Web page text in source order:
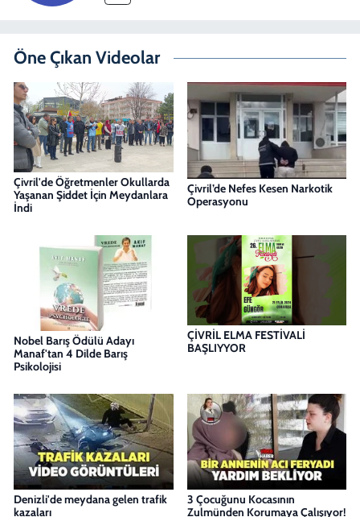
Öne Çıkan Videolar
Çivril'de Öğretmenler Okullarda
Yaşanan Şiddet İçin Meydanlara
İndi
Çivril’de Nefes Kesen Narkotik
Operasyonu
Nobel Barış Ödülü Adayı
Manaf'tan 4 Dilde Barış
Psikolojisi
ÇİVRİL ELMA FESTİVALİ
BAŞLIYYOR
Denizli'de meydana gelen trafik
kazaları
3 Çocuğunu Kocasının
Zulmünden Korumaya Çalışıyor!